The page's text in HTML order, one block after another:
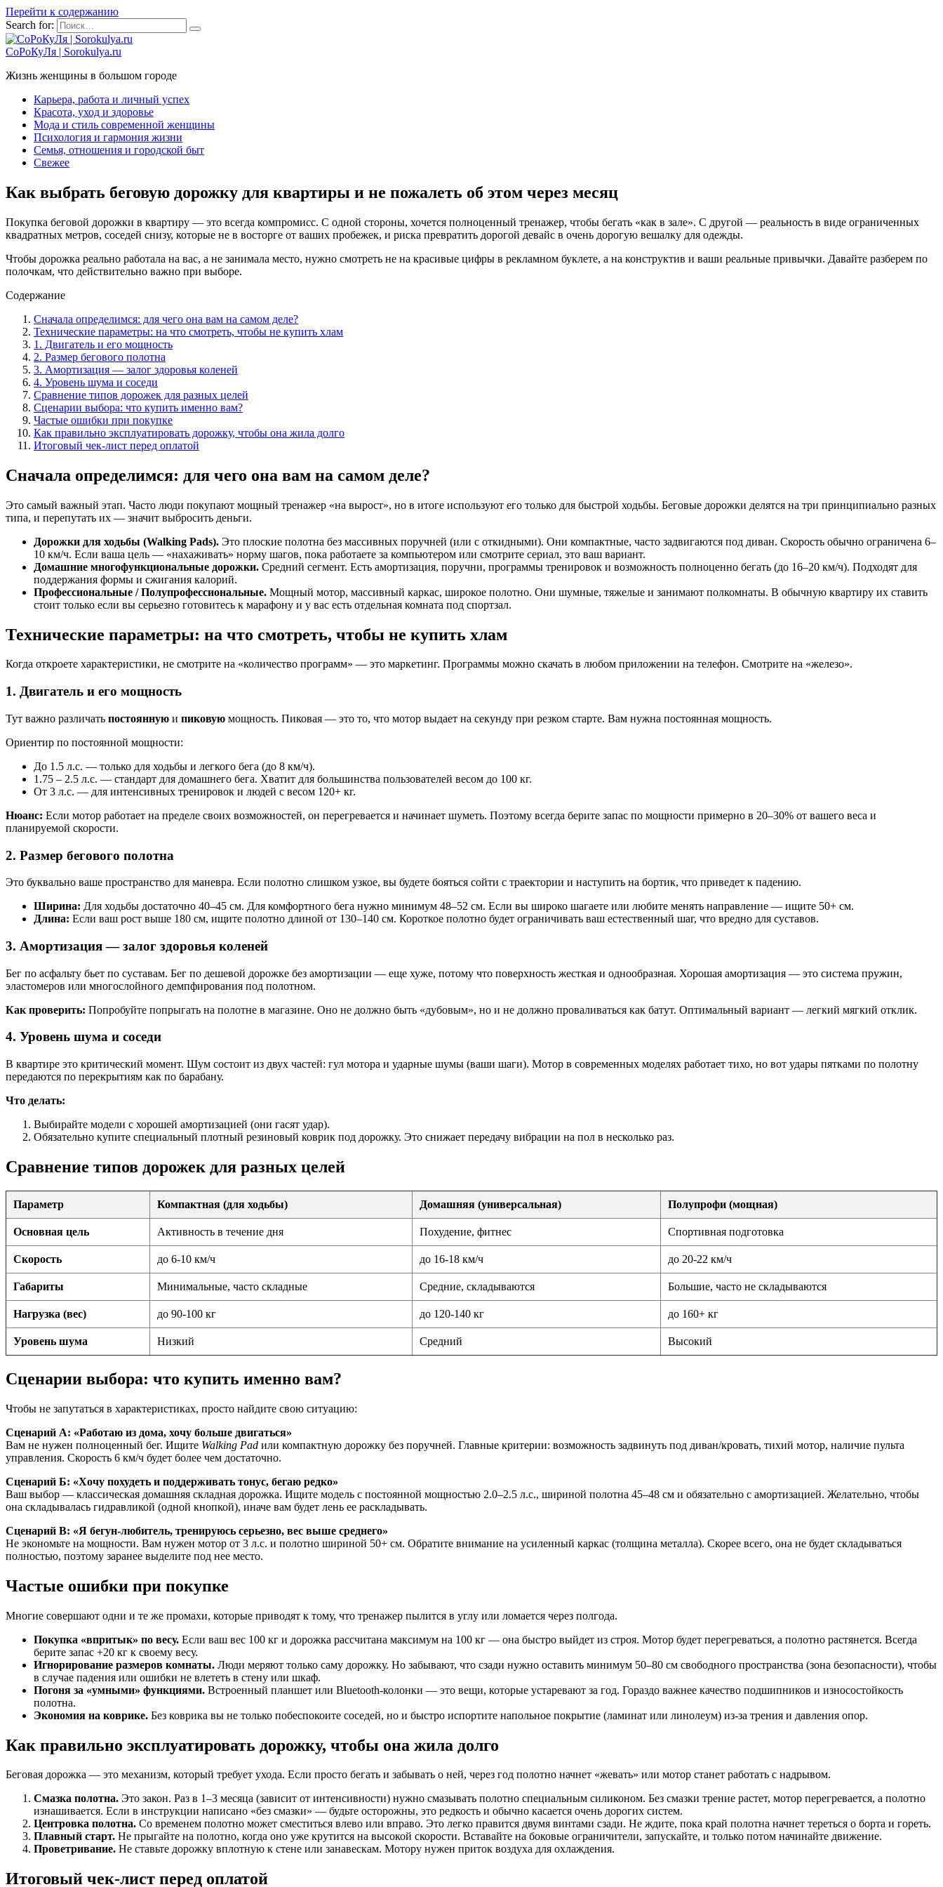
Перейти к содержанию
Search for:
СоРоКуЛя | Sorokulya.ru
Жизнь женщины в большом городе
Карьера, работа и личный успех
Красота, уход и здоровье
Мода и стиль современной женщины
Психология и гармония жизни
Семья, отношения и городской быт
Свежее
Как выбрать беговую дорожку для квартиры и не пожалеть об этом через месяц
Покупка беговой дорожки в квартиру — это всегда компромисс. С одной стороны, хочется полноценный тренажер, чтобы бегать «как в зале». С другой — реальность в виде ограниченных
квадратных метров, соседей снизу, которые не в восторге от ваших пробежек, и риска превратить дорогой девайс в очень дорогую вешалку для одежды.
Чтобы дорожка реально работала на вас, а не занимала место, нужно смотреть не на красивые цифры в рекламном буклете, а на конструктив и ваши реальные привычки. Давайте разберем по
полочкам, что действительно важно при выборе.
Содержание
Сначала определимся: для чего она вам на самом деле?
Технические параметры: на что смотреть, чтобы не купить хлам
1. Двигатель и его мощность
2. Размер бегового полотна
3. Амортизация — залог здоровья коленей
4. Уровень шума и соседи
Сравнение типов дорожек для разных целей
Сценарии выбора: что купить именно вам?
Частые ошибки при покупке
Как правильно эксплуатировать дорожку, чтобы она жила долго
Итоговый чек-лист перед оплатой
Сначала определимся: для чего она вам на самом деле?
Это самый важный этап. Часто люди покупают мощный тренажер «на вырост», но в итоге используют его только для быстрой ходьбы. Беговые дорожки делятся на три принципиально разных
типа, и перепутать их — значит выбросить деньги.
Дорожки для ходьбы (Walking Pads). Это плоские полотна без массивных поручней (или с откидными). Они компактные, часто задвигаются под диван. Скорость обычно ограничена 6–
10 км/ч. Если ваша цель — «нахаживать» норму шагов, пока работаете за компьютером или смотрите сериал, это ваш вариант.
Домашние многофункциональные дорожки. Средний сегмент. Есть амортизация, поручни, программы тренировок и возможность полноценно бегать (до 16–20 км/ч). Подходят для
поддержания формы и сжигания калорий.
Профессиональные / Полупрофессиональные. Мощный мотор, массивный каркас, широкое полотно. Они шумные, тяжелые и занимают полкомнаты. В обычную квартиру их ставить
стоит только если вы серьезно готовитесь к марафону и у вас есть отдельная комната под спортзал.
Технические параметры: на что смотреть, чтобы не купить хлам
Когда откроете характеристики, не смотрите на «количество программ» — это маркетинг. Программы можно скачать в любом приложении на телефон. Смотрите на «железо».
1. Двигатель и его мощность
Тут важно различать постоянную и пиковую мощность. Пиковая — это то, что мотор выдает на секунду при резком старте. Вам нужна постоянная мощность.
Ориентир по постоянной мощности:
До 1.5 л.с. — только для ходьбы и легкого бега (до 8 км/ч).
1.75 – 2.5 л.с. — стандарт для домашнего бега. Хватит для большинства пользователей весом до 100 кг.
От 3 л.с. — для интенсивных тренировок и людей с весом 120+ кг.
Нюанс: Если мотор работает на пределе своих возможностей, он перегревается и начинает шуметь. Поэтому всегда берите запас по мощности примерно в 20–30% от вашего веса и
планируемой скорости.
2. Размер бегового полотна
Это буквально ваше пространство для маневра. Если полотно слишком узкое, вы будете бояться сойти с траектории и наступить на бортик, что приведет к падению.
Ширина: Для ходьбы достаточно 40–45 см. Для комфортного бега нужно минимум 48–52 см. Если вы широко шагаете или любите менять направление — ищите 50+ см.
Длина: Если ваш рост выше 180 см, ищите полотно длиной от 130–140 см. Короткое полотно будет ограничивать ваш естественный шаг, что вредно для суставов.
3. Амортизация — залог здоровья коленей
Бег по асфальту бьет по суставам. Бег по дешевой дорожке без амортизации — еще хуже, потому что поверхность жесткая и однообразная. Хорошая амортизация — это система пружин,
эластомеров или многослойного демпфирования под полотном.
Как проверить: Попробуйте попрыгать на полотне в магазине. Оно не должно быть «дубовым», но и не должно проваливаться как батут. Оптимальный вариант — легкий мягкий отклик.
4. Уровень шума и соседи
В квартире это критический момент. Шум состоит из двух частей: гул мотора и ударные шумы (ваши шаги). Мотор в современных моделях работает тихо, но вот удары пятками по полотну
передаются по перекрытиям как по барабану.
Что делать:
Выбирайте модели с хорошей амортизацией (они гасят удар).
Обязательно купите специальный плотный резиновый коврик под дорожку. Это снижает передачу вибрации на пол в несколько раз.
Сравнение типов дорожек для разных целей
Параметр Компактная (для ходьбы) Домашняя (универсальная) Полупрофи (мощная)
Основная цель Активность в течение дня Похудение, фитнес Спортивная подготовка
Скорость до 6-10 км/ч до 16-18 км/ч до 20-22 км/ч
Габариты Минимальные, часто складные Средние, складываются Большие, часто не складываются
Нагрузка (вес) до 90-100 кг до 120-140 кг до 160+ кг
Уровень шума Низкий Средний Высокий
Сценарии выбора: что купить именно вам?
Чтобы не запутаться в характеристиках, просто найдите свою ситуацию:
Сценарий А: «Работаю из дома, хочу больше двигаться»
Вам не нужен полноценный бег. Ищите Walking Pad или компактную дорожку без поручней. Главные критерии: возможность задвинуть под диван/кровать, тихий мотор, наличие пульта
управления. Скорость 6 км/ч будет более чем достаточно.
Сценарий Б: «Хочу похудеть и поддерживать тонус, бегаю редко»
Ваш выбор — классическая домашняя складная дорожка. Ищите модель с постоянной мощностью 2.0–2.5 л.с., шириной полотна 45–48 см и обязательно с амортизацией. Желательно, чтобы
она складывалась гидравликой (одной кнопкой), иначе вам будет лень ее раскладывать.
Сценарий В: «Я бегун-любитель, тренируюсь серьезно, вес выше среднего»
Не экономьте на мощности. Вам нужен мотор от 3 л.с. и полотно шириной 50+ см. Обратите внимание на усиленный каркас (толщина металла). Скорее всего, она не будет складываться
полностью, поэтому заранее выделите под нее место.
Частые ошибки при покупке
Многие совершают одни и те же промахи, которые приводят к тому, что тренажер пылится в углу или ломается через полгода.
Покупка «впритык» по весу. Если ваш вес 100 кг и дорожка рассчитана максимум на 100 кг — она быстро выйдет из строя. Мотор будет перегреваться, а полотно растянется. Всегда
берите запас +20 кг к своему весу.
Игнорирование размеров комнаты. Люди меряют только саму дорожку. Но забывают, что сзади нужно оставить минимум 50–80 см свободного пространства (зона безопасности), чтобы
в случае падения или ошибки не влететь в стену или шкаф.
Погоня за «умными» функциями. Встроенный планшет или Bluetooth-колонки — это вещи, которые устаревают за год. Гораздо важнее качество подшипников и износостойкость
полотна.
Экономия на коврике. Без коврика вы не только побеспокоите соседей, но и быстро испортите напольное покрытие (ламинат или линолеум) из-за трения и давления опор.
Как правильно эксплуатировать дорожку, чтобы она жила долго
Беговая дорожка — это механизм, который требует ухода. Если просто бегать и забывать о ней, через год полотно начнет «жевать» или мотор станет работать с надрывом.
Смазка полотна. Это закон. Раз в 1–3 месяца (зависит от интенсивности) нужно смазывать полотно специальным силиконом. Без смазки трение растет, мотор перегревается, а полотно
изнашивается. Если в инструкции написано «без смазки» — будьте осторожны, это редкость и обычно касается очень дорогих систем.
Центровка полотна. Со временем полотно может сместиться влево или вправо. Это легко правится двумя винтами сзади. Не ждите, пока край полотна начнет тереться о борта и гореть.
Плавный старт. Не прыгайте на полотно, когда оно уже крутится на высокой скорости. Вставайте на боковые ограничители, запускайте, и только потом начинайте движение.
Проветривание. Не ставьте дорожку вплотную к стене или занавескам. Мотору нужен приток воздуха для охлаждения.
Итоговый чек-лист перед оплатой